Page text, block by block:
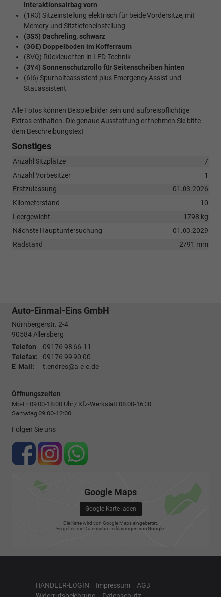
Interaktionsairbag vorn
(1R3) Sitzeinstellung elektrisch für beide Vordersitze, mit
Memory und Sitztiefeneinstellung
(3S5) Dachreling, schwarz
(3GE) Doppelboden im Kofferraum
(8VQ) Rückleuchten in LED-Technik
(3Y4) Sonnenschutzrollo für Seitenscheiben hinten
(6I6) Spurhalteassistent plus Emergency Assist und
Stauassistent
Alle Fotos können Beispielbilder sein und aufpreispflichtige
Extras enthalten. Die genaue Ausstattung entnehmen Sie bitte
dem Beschreibungstext
Sonstiges
Anzahl Sitzplätze
7
Anzahl Vorbesitzer
1
Erstzulassung
01.03.2026
Kilometerstand
10
Leergewicht
1798 kg
Nächste Hauptuntersuchung
01.03.2029
Radstand
2791 mm
Auto-Einmal-Eins GmbH
Nürnbergerstr. 2-4
90584Allersberg
Telefon:
09176 98 66-11
Telefax:
09176 99 90 00
E-Mail:
t.endres@a-e-e.de
Öffnungszeiten
Mo-Fr 09:00-18:00 Uhr / Kfz-Werkstatt 08:00-16:30
Samstag 09:00-12:00
Folgen Sie uns
Google Maps
Google Karte laden
Die Karte wird von Google Maps eingebettet.
Es gelten die Datenschutzerklärungen von Google.
HÄNDLER-LOGIN Impressum
AGB
Widerrufsbelehrung
Datenschutz